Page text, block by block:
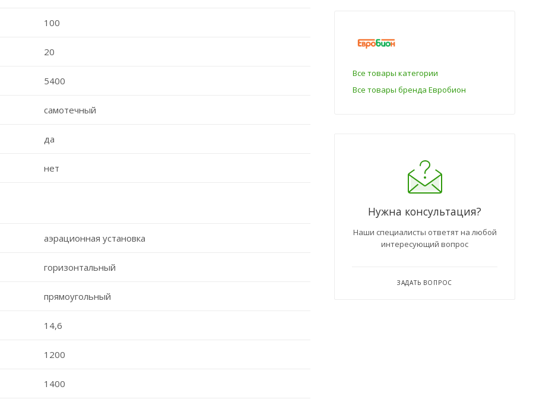
100
20
5400
самотечный
да
нет
аэрационная установка
горизонтальный
прямоугольный
14,6
1200
1400
Все товары категории
Все товары бренда Евробион
Нужна консультация?
Наши специалисты ответят на любой
интересующий вопрос
ЗАДАТЬ ВОПРОС